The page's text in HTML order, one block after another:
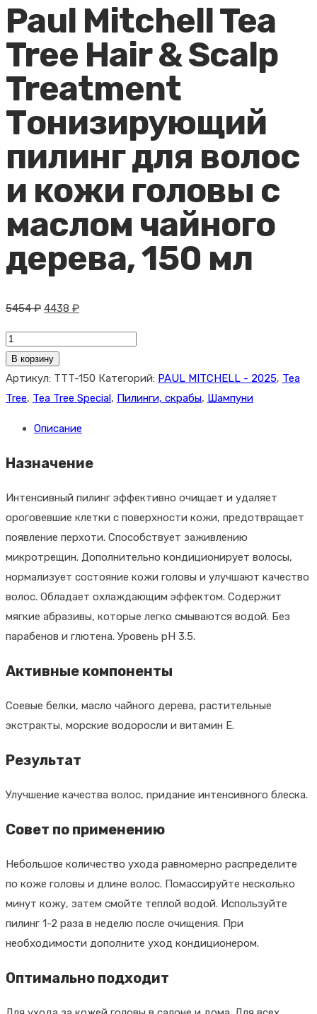
Paul Mitchell Tea
Tree Hair & Scalp
Treatment
Тонизирующий
пилинг для волос
и кожи головы с
маслом чайного
дерева, 150 мл
5454₽ Первоначальная
составляла
5454 ₽.
4438 ₽Текущая
4438 ₽.
Количество
товара
Paul
Mitchell
Hair
Scalp
Treatment
Тонизирующий
пилинг
для
волос
и
кожи
с
дерева,
150
В корзину
Артикул: TTT-150 Категорий: PAUL MITCHELL - 2025, Tea
Tree, Tea Tree Special , Пилинги, скрабы, Шампуни
Описание
Назначение
Интенсивный пилинг эффективно очищает и удаляет
ороговевшие клетки с поверхности кожи, предотвращает
появление перхоти. Способствует заживлению
микротрещин. Дополнительно кондиционирует волосы,
нормализует состояние кожи головы и улучшают качество
волос. Обладает охлаждающим эффектом. Содержит
мягкие абразивы, которые легко смываются водой. Без
парабенов и глютена. Уровень pH 3.5.
Активные компоненты
Соевые белки, масло чайного дерева, растительные
экстракты, морские водоросли и витамин Е.
Результат
Улучшение качества волос, придание интенсивного блеска.
Совет по применению
Небольшое количество ухода равномерно распределите
по коже головы и длине волос. Помассируйте несколько
минут кожу, затем смойте теплой водой. Используйте
пилинг 1-2 раза в неделю после очищения. При
необходимости дополните уход кондиционером.
Оптимально подходит